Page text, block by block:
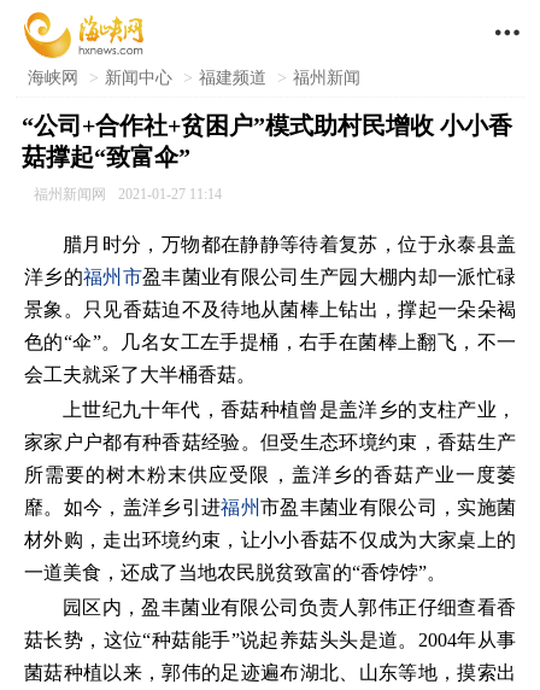

海峡网 > 新闻中心 > 福建频道 > 福州新闻
“公司+合作社+贫困户”模式助村民增收 小小香
菇撑起“致富伞”
福州新闻网 2021-01-27 11:14
腊月时分，万物都在静静等待着复苏，位于永泰县盖
洋乡的福州市盈丰菌业有限公司生产园大棚内却一派忙碌
景象。只见香菇迫不及待地从菌棒上钻出，撑起一朵朵褐
色的“伞”。几名女工左手提桶，右手在菌棒上翻飞，不一
会工夫就采了大半桶香菇。
上世纪九十年代，香菇种植曾是盖洋乡的支柱产业，
家家户户都有种香菇经验。但受生态环境约束，香菇生产
所需要的树木粉末供应受限，盖洋乡的香菇产业一度萎
靡。如今，盖洋乡引进福州市盈丰菌业有限公司，实施菌
材外购，走出环境约束，让小小香菇不仅成为大家桌上的
一道美食，还成了当地农民脱贫致富的“香饽饽”。
园区内，盈丰菌业有限公司负责人郭伟正仔细查看香
菇长势，这位“种菇能手”说起养菇头头是道。2004年从事
菌菇种植以来，郭伟的足迹遍布湖北、山东等地，摸索出